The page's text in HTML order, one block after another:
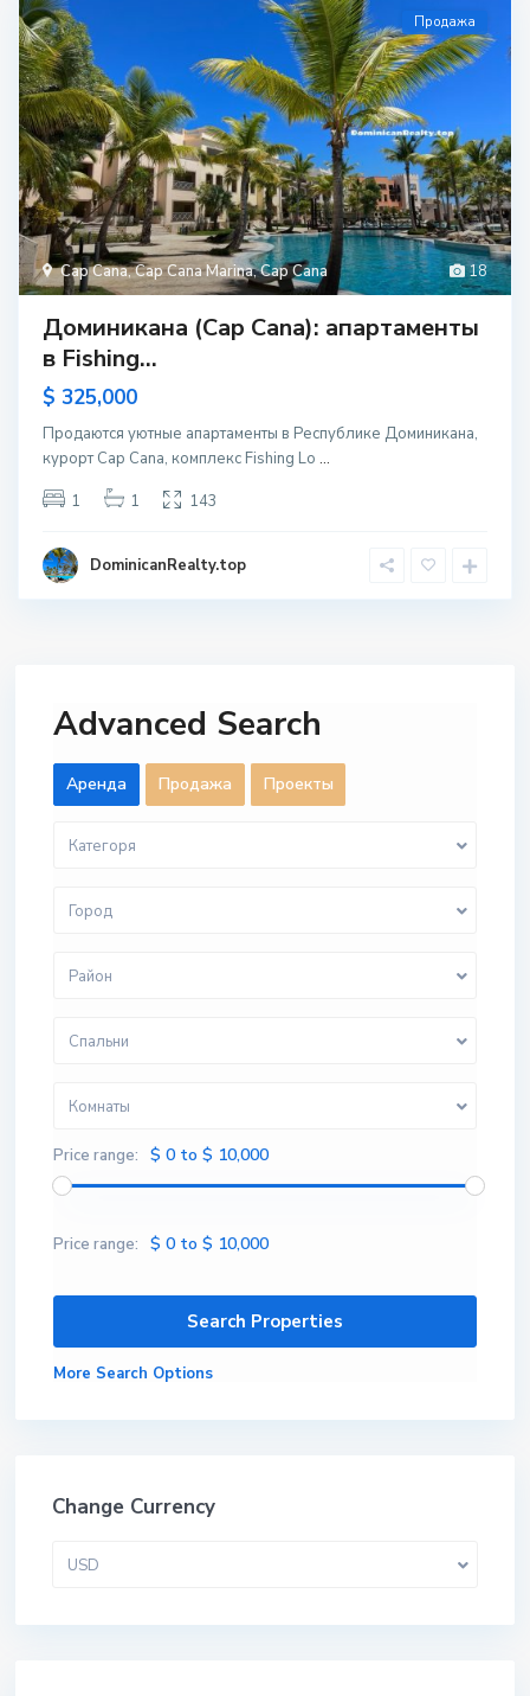
18
Cap Cana,Cap Cana Marina,Cap Cana
Продажа
Доминикана (Cap Cana): апартаменты
в Fishing...
$ 325,000
Продаются уютные апартаменты в Республике Доминикана,
курорт Cap Cana, комплекс Fishing Lo ...
1
1 143
DominicanRealty.top
Advanced Search
Aренда Продажа Проекты
Категоря
Город
Район
Спальни
Комнаты
Price range: $ 0 to $ 10,000
Price range: $ 0 to $ 10,000
More Search Options
Change Currency
USD